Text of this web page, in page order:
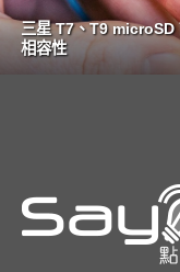
三星 T7、T9 microSD
相容性